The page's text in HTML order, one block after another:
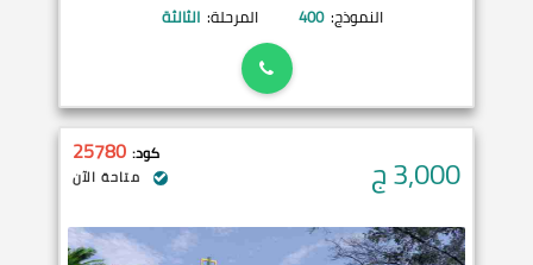
النموذج: 400 المرحلة: الثالثة
3,000ج كود: 25780
متاحة الآن